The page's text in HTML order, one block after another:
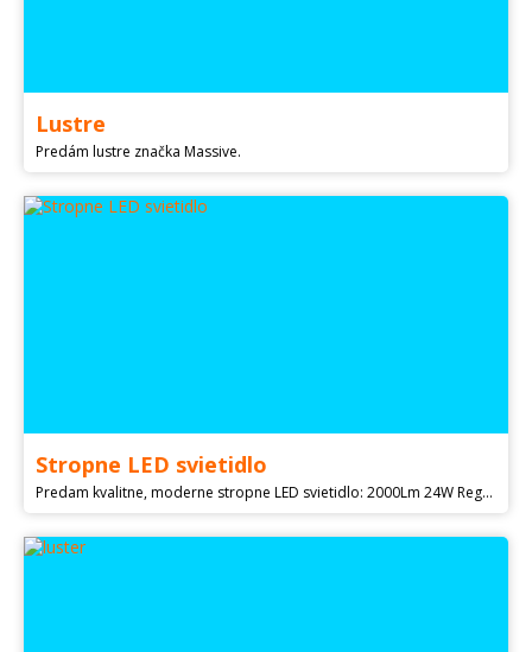
Lustre
Predám lustre značka Massive.
Stropne LED svietidlo
Predam kvalitne, moderne stropne LED svietidlo: 2000Lm 24W Regulacia farby svetla od 2700K-4000K-6500K jednoducho pomocou bezneho vypinaca Priemer 400mm Nove, nerozbalene 1Ks = 40€ 2Ks = 70€